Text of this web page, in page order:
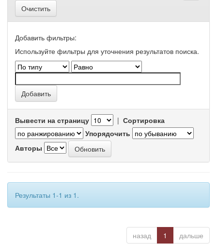
Очистить
Добавить фильтры:
Используйте фильтры для уточнения результатов поиска.
Вывести на страницу | Сортировка
Упорядочить
Авторы
Результаты 1-1 из 1.
назад 1 дальше